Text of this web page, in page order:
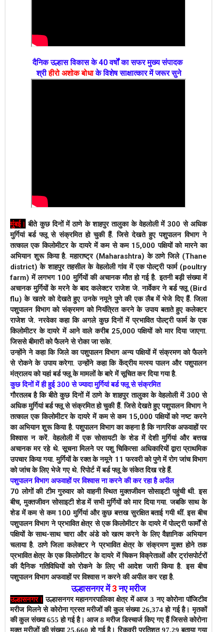
दैनिक उल्हास विकास के 40 वर्षों का सफर मुख्य संपादक
श्रीहीरो अशोक बोधाके विशेष साक्षात्कार में जरूर सुने
मुंबई । बीते कुछ दिनों में ठाणे के शाहपुर तालुका के वेहलोली में 300 से अधिक
मुर्गियां बर्ड फ्लू से संक्रमित हो चुकी हैं. जिसे देखते हुए पशुपालन विभाग ने
तत्काल एक किलोमीटर के दायरे में कम से कम 15,000 पक्षियों को मारने का
अभियान शुरू किया है. महाराष्ट्र (Maharashtra) के ठाणे जिले (Thane
district) के शाहपुर तहसील के वेहलोली गांव में एक पोल्ट्री फार्म (poultry
farm) में लगभग 100 मुर्गियों की अचानक मौत हो गई है. इतनी बड़ी संख्या में
अचानक मुर्गियों के मरने के बाद कलेक्टर राजेश जे. नार्वेकर ने बर्ड फ्लू (Bird
flu) के खतरे को देखते हुए उनके नमूने पुणे की एक लैब में भेजे दिए हैं. जिला
पशुपालन विभाग को संक्रमण को नियंत्रित करने के उपाय बताते हुए कलेक्टर
राजेश जे. नरवेका कहा कि अगले कुछ दिनों में प्रभावित पोल्ट्री फार्म के एक
किलोमीटर के दायरे में आने वाले करीब 25,000 पक्षियों को मार दिया जाएगा.
जिससे बीमारी को फैलने से रोका जा सके.
उन्होंने ने कहा कि जिले का पशुपालन विभाग अन्य पक्षियों में संक्रमण को फैलने
से रोकने के उपाय करेगा. उन्होंने कहा कि केंद्रीय मत्स्य पालन और पशुपालन
मंत्रालय को यहां बर्ड फ्लू के मामलों के बारे में सूचित कर दिया गया है.
कुछ दिनों में ही हुई 300 से ज्यादा मुर्गियां बर्ड फ्लू से संक्रमित
गौरतलब है कि बीते कुछ दिनों में ठाणे के शाहपुर तालुका के वेहलोली में 300 से
अधिक मुर्गियां बर्ड फ्लू से संक्रमित हो चुकी हैं. जिसे देखते हुए पशुपालन विभाग ने
तत्काल एक किलोमीटर के दायरे में कम से कम 15,000 पक्षियों को नष्ट करने
का अभियान शुरू किया है. पशुपालन विभाग का कहना है कि नागरिक अफवाहों पर
विश्वास न करें. वेहलोली में एक सोसायटी के शेड में देशी मुर्गियां और बत्तख
अचानक मर रहे थे. सूचना मिलने पर पशु चिकित्सा अधिकारियों द्वारा प्राथमिक
उपचार किया गया. मुर्गियों के रक्त के नमूने 11 फरवरी को पुणे में रोग जांच विभाग
को जांच के लिए भेजे गए थे. रिपोर्ट में बर्ड फ्लू के संकेत दिख रहे हैं.
पशुपालन विभाग अफवाहों पर विश्वास ना करने की कर रहा है अपील
70 लोगों की टीम गुरुवार को वाहनी स्थित मुक्तजीवन सोसाइटी पहुंची थी. इस
बीच, मुक्तजीवन सोसाइटी शेड में सभी मुर्गियों को मार दिया गया. जबकि साथ के
शेड में कम से कम 100 मुर्गियां और कुछ बत्तख सुरक्षित बताई गयी थीं. इस बीच
पशुपालन विभाग ने प्रभावित क्षेत्र से एक किलोमीटर के दायरे में पोल्ट्री फार्मों से
पक्षियों के साथ-साथ चारा और अंडे को खत्म करने के लिए वैज्ञानिक अभियान
चलाया है. ठाणे जिला कलेक्टर ने प्रभावित क्षेत्र के संक्रमण मुक्त होने तक
प्रभावित क्षेत्र के एक किलोमीटर के दायरे में चिकन विक्रेताओं और ट्रांसपोर्टरों
की दैनिक गतिविधियों को रोकने के लिए भी आदेश जारी किया है. इस बीच
पशुपालन विभाग अफवाहों पर विश्वास न करने की अपील कर रहा है.
उल्हासनगर में3नए मरीज
उल्हासनगर। उल्हासनगर महानगरपालिका क्षेत्र में आज 3 नए कोरोना पाॅजिटीव
मरीज मिलने से कोरोना ग्रस्त मरीजों की कुल संख्या 26,374 हो गई है।मृतकों
की कुल संख्या 655 हो गई है। आज 8 मरीज डिस्चार्ज किए गए हैं जिससे कोरोना
मुक्त मरीजों की संख्या 25,660 हो गई है। रिकवरी प्रतिशत 97.29 बताया गया